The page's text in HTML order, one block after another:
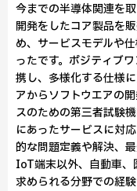
今までの半導体関連を
開発をしたコア製品を
め、サービスモデルや
ったです。ポジティブ
携し、多様化する仕様
アからソフトウエアの
スのための第三者試験
にあったサービスに対
的な問題定義や解決、
IoT端末以外、自動車、
求められる分野での経験